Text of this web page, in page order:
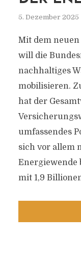
5. Dezember 2025
Mit dem neuen
will die
nachhaltiges
mobilisieren.
hat der
umfassendes
sich vor allem
Energiewende
mit 1,9